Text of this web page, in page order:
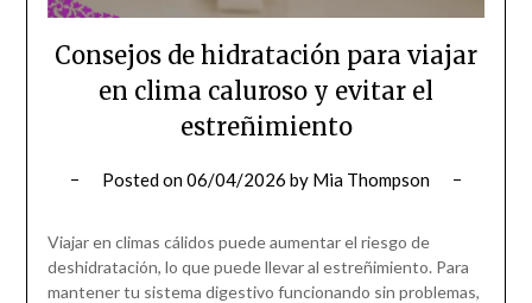
Consejos de hidratación para viajar
en clima caluroso y evitar el
estreñimiento
Posted on06/04/2026 by Mia Thompson
Viajar en climas cálidos puede aumentar el riesgo de
deshidratación, lo que puede llevar al estreñimiento. Para
mantener tu sistema digestivo funcionando sin problemas,